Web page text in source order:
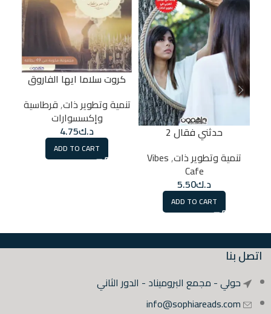
حدثني فقال 2
تنمية وتطوير ذات,
Vibes
Cafe
د.ك5.50
ADD TO CART
كروت سلاما ايها الفاروق
تنمية وتطوير ذات,قرطاسية
وإكسسوارات
د.ك4.75
ADD TO CART
اتصل بنا
حولي - مجمع البروميناد - الدور الثاني
info@sophiareads.com